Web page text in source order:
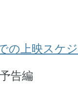
の上映スケ
告編